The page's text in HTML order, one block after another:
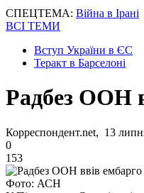
СПЕЦТЕМА: Війна в Ірані
ВСІ ТЕМИ
Вступ України в ЄС
Теракт в Барселоні
Радбез ООН
Корреспондент.net, 13
0
153
Фото: АСН